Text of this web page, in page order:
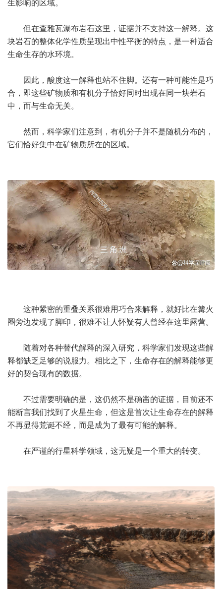
生影响的区域。
但在查雅瓦瀑布岩石这里，证据并不支持这一解释。这
块岩石的整体化学性质呈现出中性平衡的特点，是一种适合
生命生存的水环境。
因此，酸度这一解释也站不住脚。还有一种可能性是巧
合，即这些矿物质和有机分子恰好同时出现在同一块岩石
中，而与生命无关。
然而，科学家们注意到，有机分子并不是随机分布的，
它们恰好集中在矿物质所在的区域。
这种紧密的重叠关系很难用巧合来解释，就好比在篝火
圈旁边发现了脚印，很难不让人怀疑有人曾经在这里露营。
随着对各种替代解释的深入研究，科学家们发现这些解
释都缺乏足够的说服力。相比之下，生命存在的解释能够更
好的契合现有的数据。
不过需要明确的是，这仍然不是确凿的证据，目前还不
能断言我们找到了火星生命，但这是首次让生命存在的解释
不再显得荒诞不经，而是成为了最有可能的解释。
在严谨的行星科学领域，这无疑是一个重大的转变。